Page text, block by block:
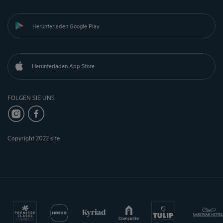
Herunterladen Google Play
Herunterladen App Store
FOLGEN SIE UNS
Copyright 2022 site